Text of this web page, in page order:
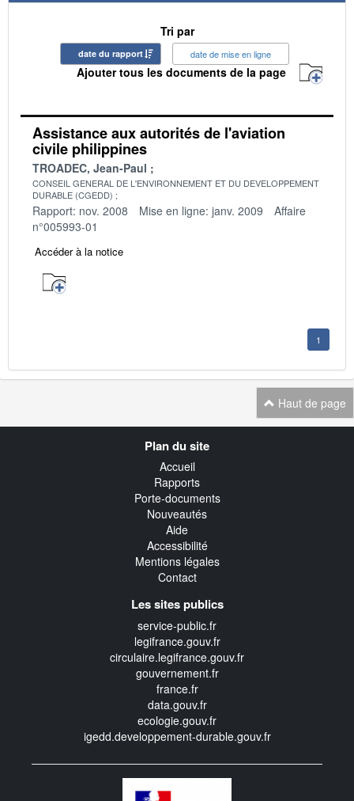
Tri par
date du rapport date de mise en ligne
Ajouter tous les documents de la page
Assistance aux autorités de l'aviation
civile philippines
TROADEC, Jean-Paul
CONSEIL GENERAL DE L'ENVIRONNEMENT ET DU DEVELOPPEMENT
DURABLE (CGEDD)
Rapport: nov. 2008 Mise en ligne: janv. 2009
Affaire
n°005993-01
Accéder à la notice
1
Haut de page
Plan du site
Accueil
Rapports
Porte-documents
Nouveautés
Aide
Accessibilité
Mentions légales
Contact
Les sites publics
service-public.fr
legifrance.gouv.fr
circulaire.legifrance.gouv.fr
gouvernement.fr
france.fr
data.gouv.fr
ecologie.gouv.fr
igedd.developpement-durable.gouv.fr